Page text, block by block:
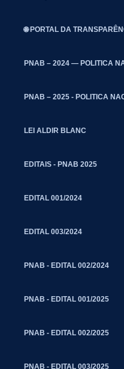
🌐 PORTAL DA
PNAB – 2024 — POLITICA
PNAB – 2025 - POLITICA
LEI ALDIR BLANC
EDITAIS - PNAB 2025
EDITAL 001/2024
EDITAL 003/2024
PNAB - EDITAL 002/2024
PNAB - EDITAL 001/2025
PNAB - EDITAL 002/2025
PNAB - EDITAL 003/2025